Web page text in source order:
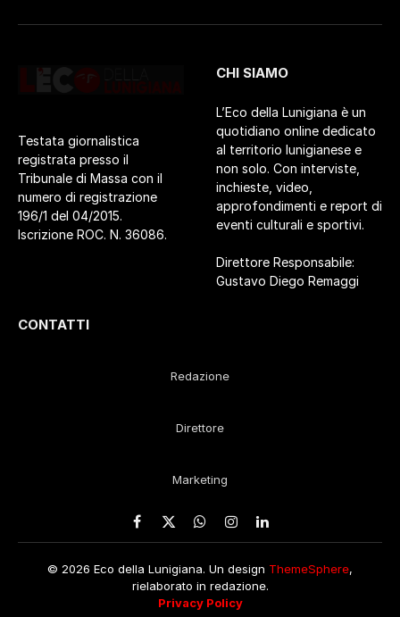
Testata giornalistica
registrata presso il
Tribunale di Massa con il
numero di registrazione
196/1 del 04/2015.
Iscrizione ROC. N. 36086.
CHI SIAMO
L’Eco della Lunigiana è un
quotidiano online dedicato
al territorio lunigianese e
non solo. Con interviste,
inchieste, video,
approfondimenti e report di
eventi culturali e sportivi.
Direttore Responsabile:
Gustavo Diego Remaggi
CONTATTI
Redazione
Direttore
Marketing
Facebook
X
WhatsApp
Instagram
LinkedIn
© 2026 Eco della Lunigiana. Un design ThemeSphere,
rielaborato in redazione.
Privacy Policy